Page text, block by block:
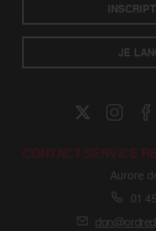
JE
CONTACT SERVICE
Aurore
01